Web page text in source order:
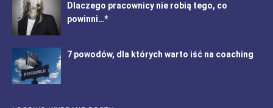
Dlaczego pracownicy nie robią tego, co
powinni…*
7 powodów, dla których warto iść na coaching